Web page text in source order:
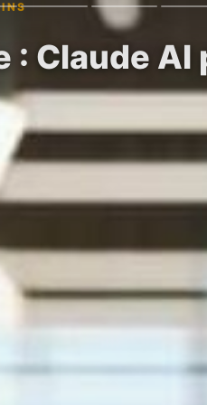
: Claude AI